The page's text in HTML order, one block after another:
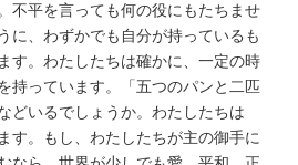
不平を言っても何の役にもたちませ
に、わずかでも自分が持っているも
す。わたしたちは確かに、一定の時
持っています。「五つのパンと二匹
どいるでしょうか。わたしたちは
す。もし、わたしたちが主の御手に